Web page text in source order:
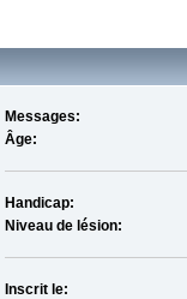
Messages:
Âge:
Handicap:
Niveau de lésion:
Inscrit le: